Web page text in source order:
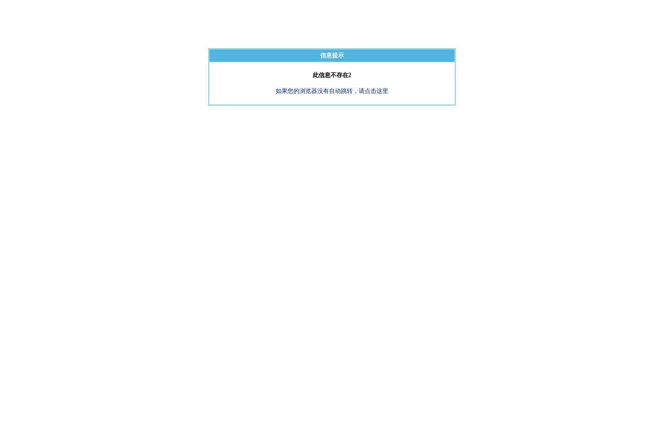
信息提示
此信息不存在2
如果您的浏览器没有自动跳转，请点击这里